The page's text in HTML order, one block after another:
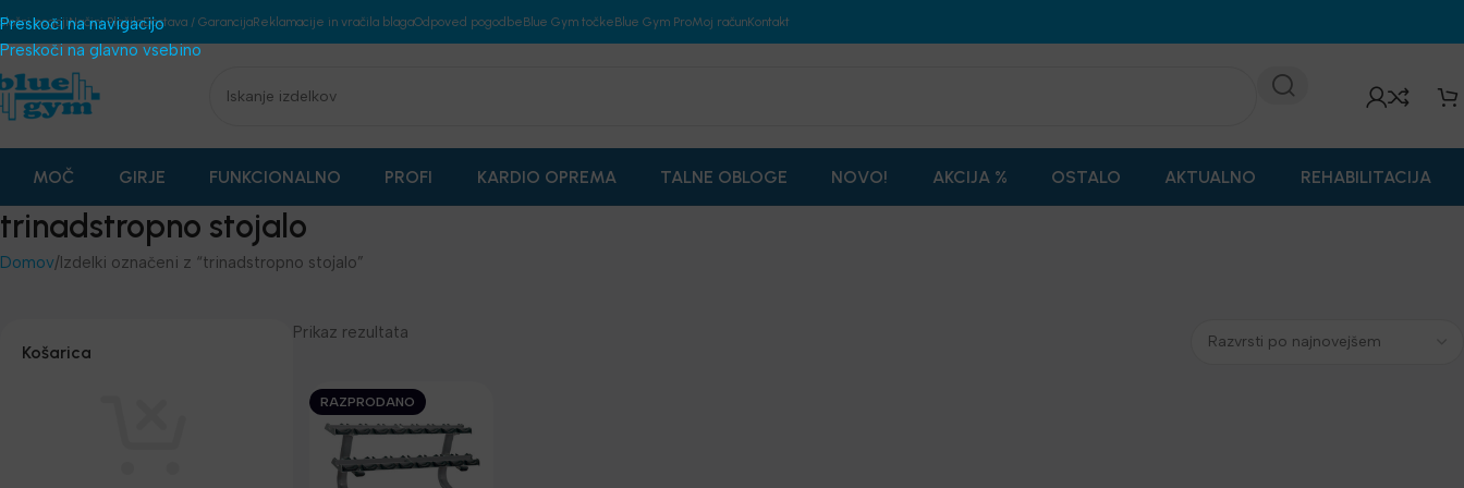
Preskoči na navigacijo
Preskoči na glavno vsebino
pogojiNačini PlačilaDostava / GarancijaReklamacije in vračila blagaOdpoved pogodbeBlue Gym točkeBlue Gym ProMoj računKontakt
MOČ GIRJE FUNKCIONALNO PROFI KARDIO OPREMA TALNE OBLOGE NOVO! AKCIJA % OSTALO AKTUALNO REHABILITACIJA
trinadstropno stojalo
Domov Izdelki označeni z “trinadstropno stojalo”
Košarica
Prikaz rezultata
RAZPRODANO